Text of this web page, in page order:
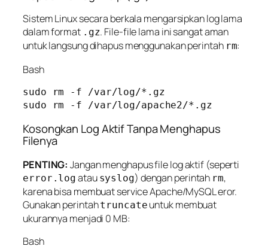
Sistem Linux secara berkala mengarsipkan log lama
dalam format .gz. File-file lama ini sangat aman
untuk langsung dihapus menggunakan perintah rm:
Bash
sudo rm -f /var/log/*.gz
Kosongkan Log Aktif Tanpa Menghapus
Filenya
PENTING: Jangan menghapus file log aktif (seperti
error.log atau syslog) dengan perintah rm,
karena bisa membuat service Apache/MySQL eror.
Gunakan perintahtruncate untuk membuat
ukurannya menjadi 0 MB:
Bash